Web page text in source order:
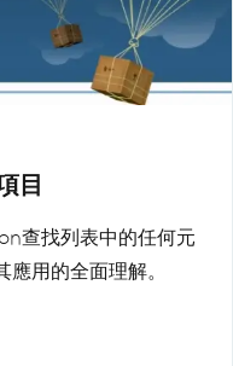
目
查找列表中的任何元
用的全面理解。